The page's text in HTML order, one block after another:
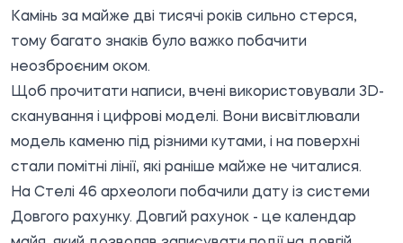
Камінь за майже дві тисячі років сильно стерся,
тому багато знаків було важко побачити
неозброєним оком.
Щоб прочитати написи, вчені використовували 3D-
сканування і цифрові моделі. Вони висвітлювали
модель каменю під різними кутами, і на поверхні
стали помітні лінії, які раніше майже не читалися.
На Стелі 46 археологи побачили дату із системи
Довгого рахунку. Довгий рахунок - це календар